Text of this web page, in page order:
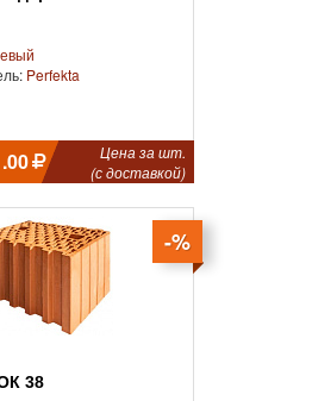
Perfekta
Цена за шт.
(с доставкой)
-%
38